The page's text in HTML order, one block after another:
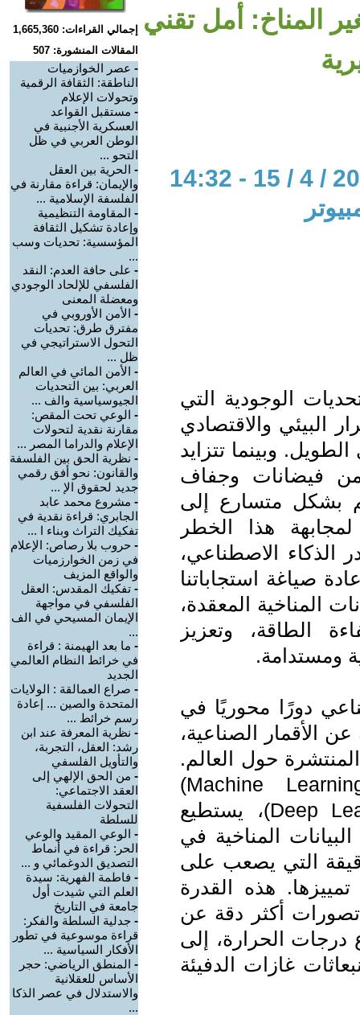
المناخ: أمل تقني
الوجودية التي
البيئي والاقتصادي
وبينما تتزايد
من فيضانات وجفاف
بشكل متسارع إلى
لمجابهة هذا الخطر
الذكاء الاصطناعي،
صياغة استجاباتنا
المناخية المعقدة،
الطاقة، وتعزيز
ومستدامة.
دورًا محوريًا في
عن الأقمار الصناعية،
حول العالم.
فبفضل تقنيات التعلم الآلي (Machine Learning)
والشبكات العصبية العميقة (Deep Learning)، يستطيع
المناخية في
التي يصعب على
هذه القدرة
تصورات أكثر دقة عن
درجات الحرارة، إلى
غازات الدفيئة
إجمالي القراءات: 1,665,360
المقالات المنشورة: 507
- عصر الخوازميات
الناطقة: الثقافة الرقمية
وتحولات الإعلام
- مستقبل القواعد
العسكرية الأجنبية في
الوطن العربي في ظل
التحو ...
- الحرية بين العقل
والإيمان: قراءة مقارنة في
الفلسفة الإسلامية ...
- المقاومة التنظيمية
وإعادة تشكيل الثقافة
المؤسسية: تحديات وسب
...
- على حافة العدم: النقد
الفلسفي للإلحاد الوجودي
ومعضلة المعنى
- الأمن الأوروبي في
مفترق طرق: تحديات
التحول الاستراتيجي في
ظل ...
- الأمن المائي في العالم
العربي: بين التحديات
الجيوسياسية والف ...
- الوعي تحت المقص:
مقارنة نقدية لتحولات
الإعلام والدراما المصر ...
- نظرية الحق بين الفلسفة
والقانون: نحو أفق رقمي
جديد لحقوق الإ ...
- مشروع محمد عابد
الجابري: قراءة نقدية في
تفكيك التراث وبناء ا ...
- حروب بلا رصاص: الإعلام
في زمن الخوارزميات
والواقع المزيف
- تفكيك المقدس: العقل
الفلسفي في مواجهة
الإيمان المسيحي في الف
...
- ما بعد الهيمنة : قراءة
في خرائط النظام العالمي
الجديد
- صراع العمالقة : الولايات
المتحدة والصين ... إعادة
رسم خرائط ...
- نظرية المعرفة عند ابن
رشد: العقل، التجربة،
والتأويل الفلسفي
- من الحق الإلهي إلى
العقد الاجتماعي:
التحولات الفلسفية
للسلطة
- الوعي المقيد والوعي
الحر: قراءة في أنماط
التصديق الدوغمائي و ...
- فاطمة الفهرية: سيدة
العلم التي شيدت أول
جامعة في التاريخ
- جدلية السلطة والفكر:
قراءة موسوعية في تطور
الأفكار السياسية ...
- المنطق الرياضي: حجر
الأساس للعقلانية
والاستدلال في عصر الذكا
...